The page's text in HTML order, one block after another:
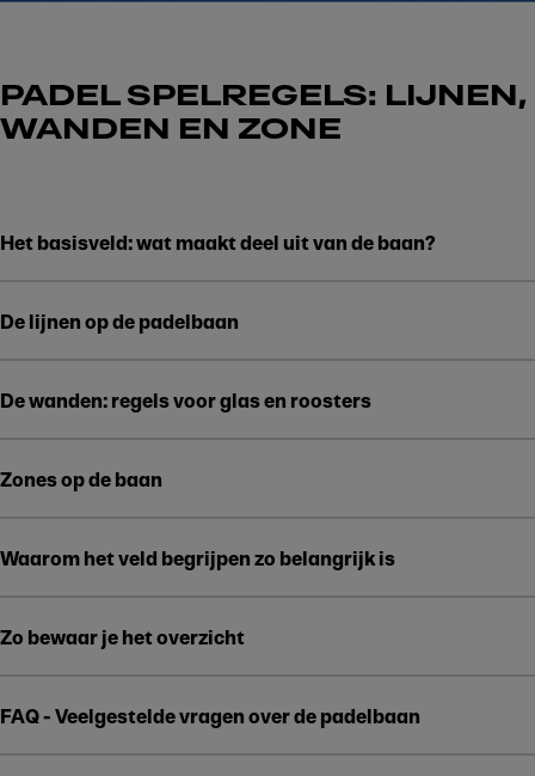
PADEL SPELREGELS: LIJNEN,
WANDEN EN ZONE
Het basisveld: wat maakt deel uit van de baan?
De lijnen op de padelbaan
De wanden: regels voor glas en roosters
Zones op de baan
Waarom het veld begrijpen zo belangrijk is
Zo bewaar je het overzicht
FAQ - Veelgestelde vragen over de padelbaan